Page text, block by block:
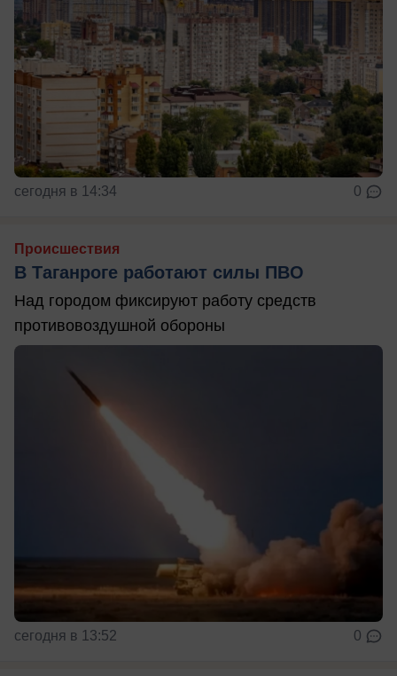
сегодня в 14:34 0
Происшествия
В Таганроге работают силы ПВО
Над городом фиксируют работу средств
противовоздушной обороны
сегодня в 13:52 0